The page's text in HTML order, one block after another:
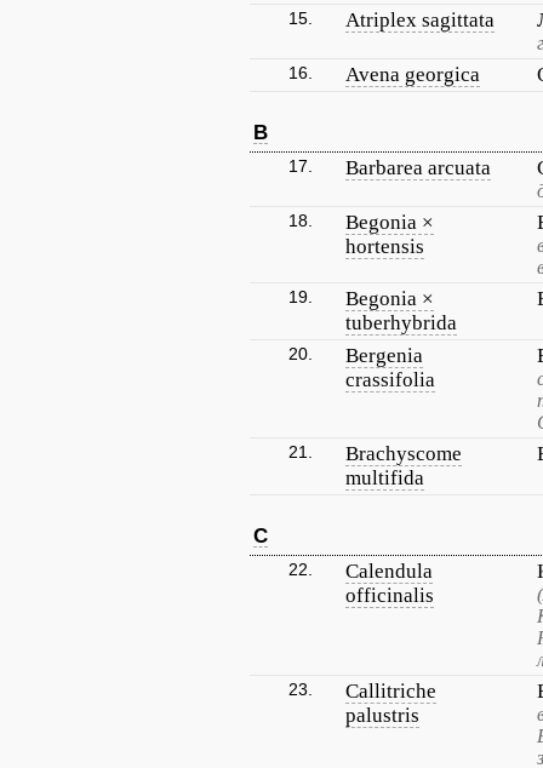
15. Atriplex sagittata
16. Avena georgica
B
17. Barbarea arcuata
18.
Begonia ×
hortensis
19.
Begonia ×
tuberhybrida
20.
Bergenia
crassifolia
21.
Brachyscome
multifida
C
22.
Calendula
officinalis
23.
Callitriche
palustris